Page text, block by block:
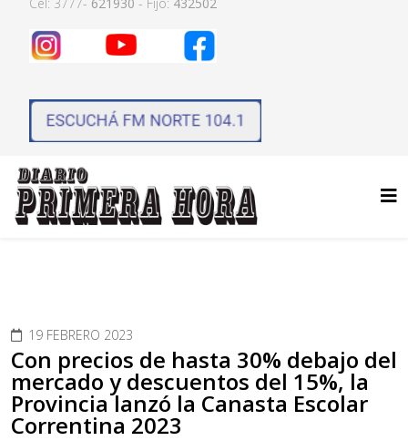
19 FEBRERO 2023
Con precios de hasta 30% debajo del
mercado y descuentos del 15%, la
Provincia lanzó la Canasta Escolar
Correntina 2023